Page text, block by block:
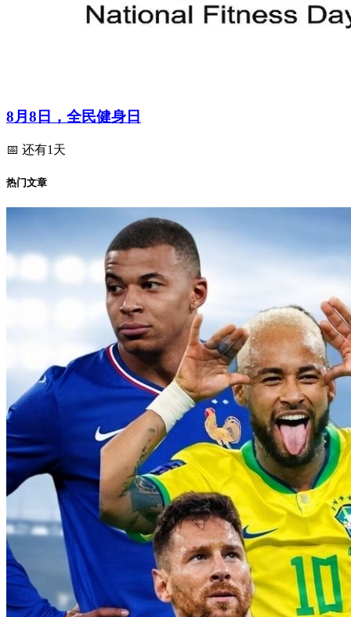
8月8日，全民健身日
📅 还有1天
热门文章